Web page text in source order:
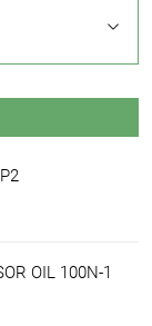
OIL 100N-1